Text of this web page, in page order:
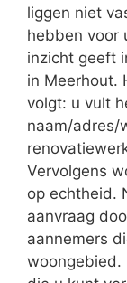
liggen niet
hebben voor
inzicht geeft
in Meerhout.
volgt: u vult
naam/adres/
Vervolgens
op echtheid.
aanvraag
aannemers
woongebied.